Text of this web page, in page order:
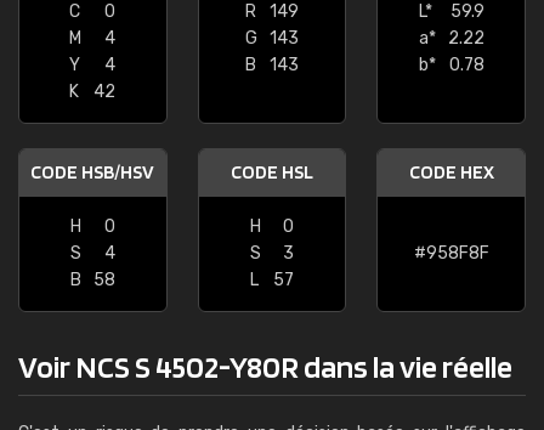
C
0
M
4
Y
4
K
42
R
149
G
143
B
143
L*
59.9
a*
2.22
b*
0.78
CODE HSB/HSV
H
0
S
4
B
58
CODE HSL
H
0
S
3
L
57
CODE HEX
#958F8F
Voir NCS S 4502-Y80R dans la vie réelle